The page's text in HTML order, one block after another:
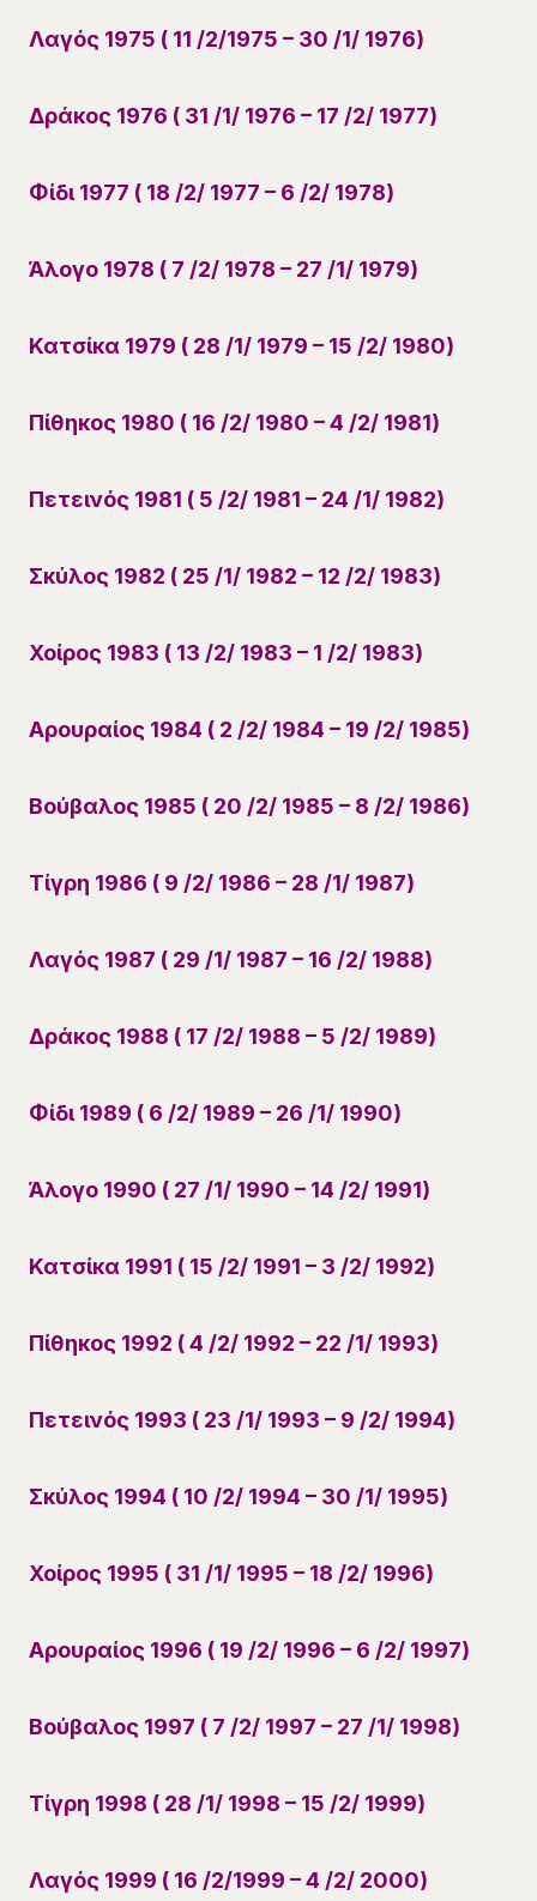
Λαγός 1975 ( 11 /2/1975 – 30 /1/ 1976)
Δράκος 1976 ( 31 /1/ 1976 – 17 /2/ 1977)
Φίδι 1977 ( 18 /2/ 1977 – 6 /2/ 1978)
Άλογο 1978 ( 7 /2/ 1978 – 27 /1/ 1979)
Κατσίκα 1979 ( 28 /1/ 1979 – 15 /2/ 1980)
Πίθηκος 1980 ( 16 /2/ 1980 – 4 /2/ 1981)
Πετεινός 1981 ( 5 /2/ 1981 – 24 /1/ 1982)
Σκύλος 1982 ( 25 /1/ 1982 – 12 /2/ 1983)
Χοίρος 1983 ( 13 /2/ 1983 – 1 /2/ 1983)
Αρουραίος 1984 ( 2 /2/ 1984 – 19 /2/ 1985)
Βούβαλος 1985 ( 20 /2/ 1985 – 8 /2/ 1986)
Τίγρη 1986 ( 9 /2/ 1986 – 28 /1/ 1987)
Λαγός 1987 ( 29 /1/ 1987 – 16 /2/ 1988)
Δράκος 1988 ( 17 /2/ 1988 – 5 /2/ 1989)
Φίδι 1989 ( 6 /2/ 1989 – 26 /1/ 1990)
Άλογο 1990 ( 27 /1/ 1990 – 14 /2/ 1991)
Κατσίκα 1991 ( 15 /2/ 1991 – 3 /2/ 1992)
Πίθηκος 1992 ( 4 /2/ 1992 – 22 /1/ 1993)
Πετεινός 1993 ( 23 /1/ 1993 – 9 /2/ 1994)
Σκύλος 1994 ( 10 /2/ 1994 – 30 /1/ 1995)
Χοίρος 1995 ( 31 /1/ 1995 – 18 /2/ 1996)
Αρουραίος 1996 ( 19 /2/ 1996 – 6 /2/ 1997)
Βούβαλος 1997 ( 7 /2/ 1997 – 27 /1/ 1998)
Τίγρη 1998 ( 28 /1/ 1998 – 15 /2/ 1999)
Λαγός 1999 ( 16 /2/1999 – 4 /2/ 2000)